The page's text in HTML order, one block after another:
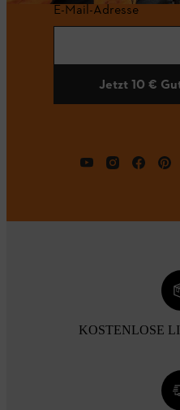
E-Mail-Adresse
Jetzt 10 €
KOSTENLOSE